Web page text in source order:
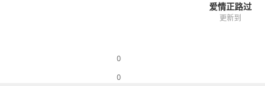
爱情正路过
更新到
0
0